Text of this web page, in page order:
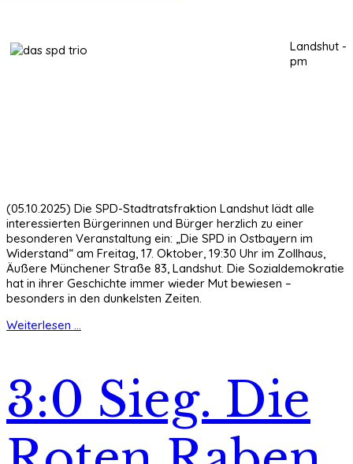
Landshut -
pm
(05.10.2025) Die SPD-Stadtratsfraktion Landshut lädt alle
interessierten Bürgerinnen und Bürger herzlich zu einer
besonderen Veranstaltung ein: „Die SPD in Ostbayern im
Widerstand“ am Freitag, 17. Oktober, 19:30 Uhr im Zollhaus,
Äußere Münchener Straße 83, Landshut. Die Sozialdemokratie
hat in ihrer Geschichte immer wieder Mut bewiesen –
besonders in den dunkelsten Zeiten.
Weiterlesen ...
3:0 Sieg. Die